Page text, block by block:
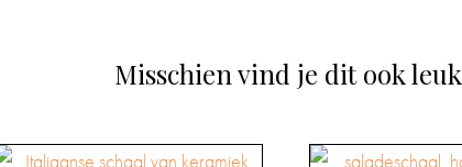
Misschien vind je dit ook leuk